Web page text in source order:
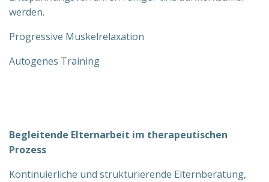
werden.
Progressive Muskelrelaxation
Autogenes Training
Begleitende Elternarbeit im therapeutischen
Prozess
Kontinuierliche und strukturierende Elternberatung,